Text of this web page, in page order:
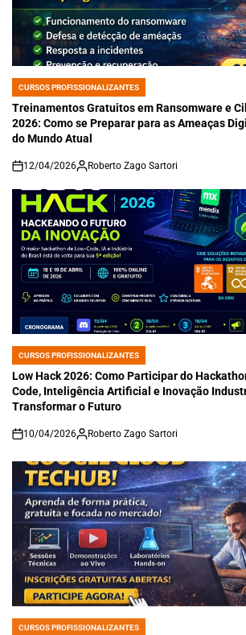
POSTED
IN
CURSOS PROFISSIONALIZANTES
Treinamentos Gratuitos em Ransomware e
2026: Como se Preparar para as Ameaças
do Mundo Atual
on
12/04/2026 Roberto Zago Sartori
POSTED
IN
CURSOS PROFISSIONALIZANTES
Low Hack 2026: Como Participar do
Code, Inteligência Artificial e Inovação
Transformar o Futuro
on
10/04/2026 Roberto Zago Sartori
POSTED
CURSOS PROFISSIONALIZANTES